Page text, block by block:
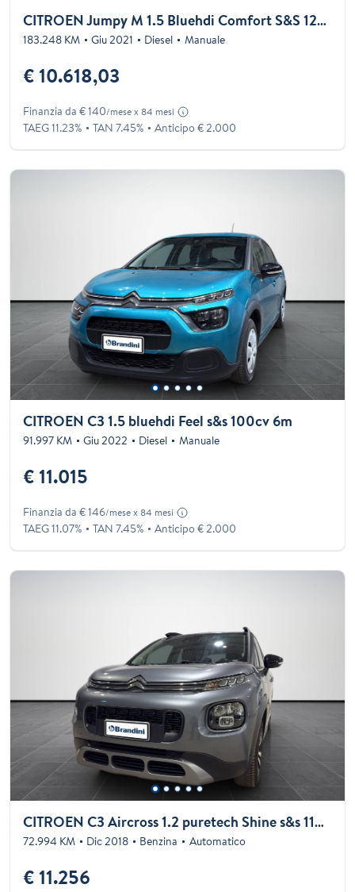
CITROEN Jumpy M 1.5 Bluehdi Comfort S&S 120cv
183.248 KM Giu 2021 Diesel Manuale
€ 10.618,03
Finanzia da € 140/mese x 84 mesi
TAEG 11.23% TAN 7.45% Anticipo € 2.000
CITROEN C3 1.5 bluehdi Feel s&s 100cv 6m
91.997 KM Giu 2022 Diesel Manuale
€ 11.015
Finanzia da € 146/mese x 84 mesi
TAEG 11.07% TAN 7.45% Anticipo € 2.000
CITROEN C3 Aircross 1.2 puretech Shine s&s 110cv eat6
72.994 KM Dic 2018 Benzina Automatico
€ 11.256